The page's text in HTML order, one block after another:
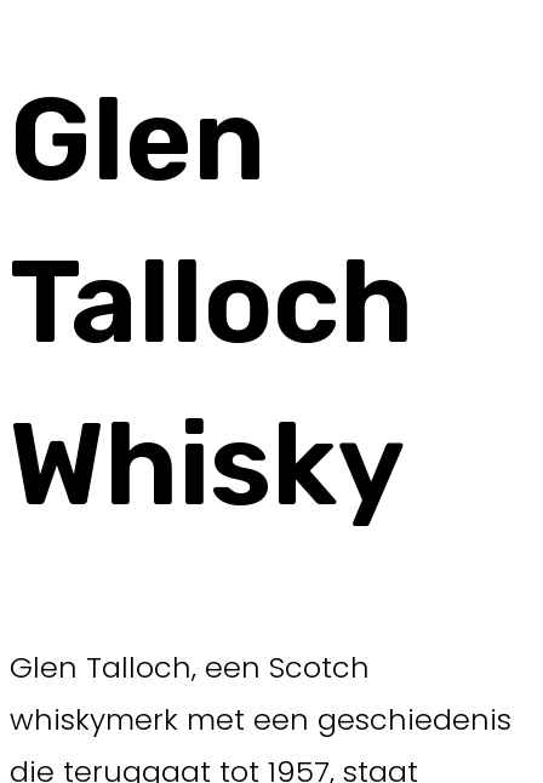
Glen
Talloch
Whisky
Glen Talloch, een Scotch
whiskymerk met een geschiedenis
die teruggaat tot 1957, staat